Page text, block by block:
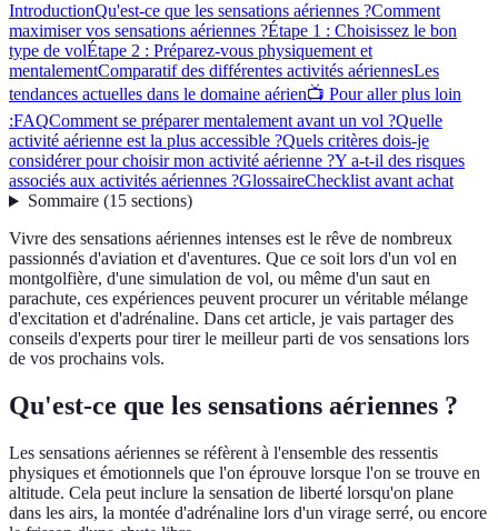
IntroductionQu'est-ce que les sensations aériennes ?Comment
maximiser vos sensations aériennes ?Étape 1 : Choisissez le bon
type de volÉtape 2 : Préparez-vous physiquement et
mentalementComparatif des différentes activités aériennesLes
tendances actuelles dans le domaine aérien📺 Pour aller plus loin
:FAQComment se préparer mentalement avant un vol ?Quelle
activité aérienne est la plus accessible ?Quels critères dois-je
considérer pour choisir mon activité aérienne ?Y a-t-il des risques
associés aux activités aériennes ?GlossaireChecklist avant achat
Sommaire(15 sections)
Vivre des sensations aériennes intenses est le rêve de nombreux
passionnés d'aviation et d'aventures. Que ce soit lors d'un vol en
montgolfière, d'une simulation de vol, ou même d'un saut en
parachute, ces expériences peuvent procurer un véritable mélange
d'excitation et d'adrénaline. Dans cet article, je vais partager des
conseils d'experts pour tirer le meilleur parti de vos sensations lors
de vos prochains vols.
Qu'est-ce que les sensations aériennes ?
Les sensations aériennes se réfèrent à l'ensemble des ressentis
physiques et émotionnels que l'on éprouve lorsque l'on se trouve en
altitude. Cela peut inclure la sensation de liberté lorsqu'on plane
dans les airs, la montée d'adrénaline lors d'un virage serré, ou encore